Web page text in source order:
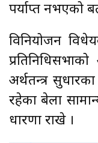
पर्याप्त नभएको
विनियोजन
अर्थतन्त्र
रहेका बेला
धारणा राखे ।